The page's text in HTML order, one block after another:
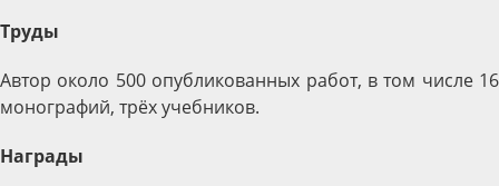
Труды
Автор около 500 опубликованных работ, в том числе 16
монографий, трёх учебников.
Награды